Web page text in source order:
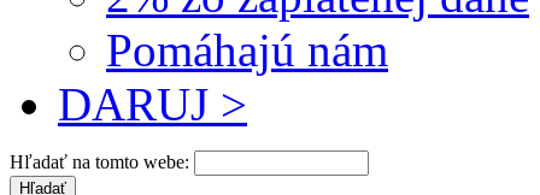
Pomáhajú nám
DARUJ >
Hľadať na tomto webe: